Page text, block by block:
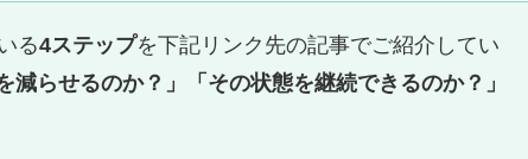
る4ステップを下記リンク先の記事でご紹介してい
減らせるのか？」「その状態を継続できるのか？」